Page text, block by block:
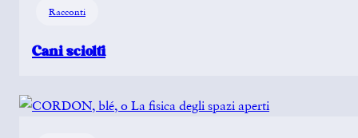
Racconti
Cani sciolti